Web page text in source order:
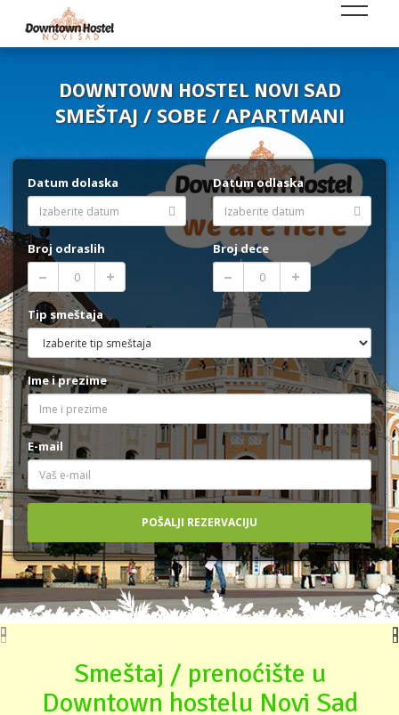
DOWNTOWN HOSTEL NOVI SAD
SMEŠTAJ / SOBE / APARTMANI
Datum dolaska Datum odlaska
Broj odraslih Broj dece
Tip smeštaja
Ime i prezime
E-mail
Smeštaj / prenoćište u
Downtown hostelu Novi Sad